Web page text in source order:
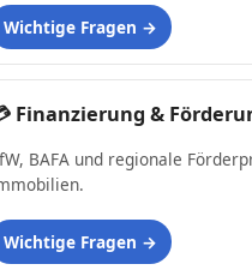
Wichtige Fragen
Finanzierung &
BAFA und regionale
Wichtige Fragen